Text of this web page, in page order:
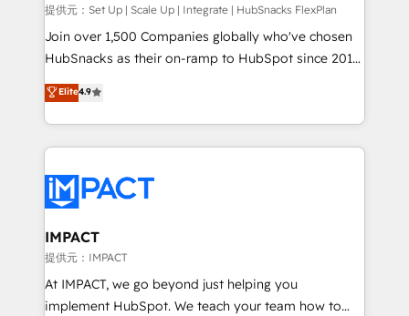
improve customer experiences. With our bright
people, exciting ideas and can-do mentality, we
ensure revenue growth on a daily basis. So tell us
team of 100+ experts is ready for you! Driving digital
growth | www.brightdigital.com
提供元：Set Up | Scale Up | Integrate | HubSnacks FlexPlan
Join over 1,500 Companies globally who've chosen
HubSnacks as their on-ramp to HubSpot since 2014
Simple pay-as-you-go plans that accelerate value...
1️⃣ Set Up | Onboarding New or Check-fixing existing
HubSpot portals 2️⃣ Scale Up | 100% HubSpot Task
Execution... Global 24/7 ... All Experts 3️⃣ Integrate |
Slash months from your API Integration project... ⬅️
Click "Contact Business" ⬅️ to access 150+ Kickstart
Integration templates that put HubSpot in the center
of your tech stack, syncing... 🛍️ Shopify or
WooCommerce 💲 Stripe or Paypal 💰 Sage or
Netsuite 🤖 Google or Microsoft ✍️ DocuSign or
Elite4.9
IMPACT
提供元：IMPACT
At IMPACT, we go beyond just helping you
implement HubSpot. We teach your team how to